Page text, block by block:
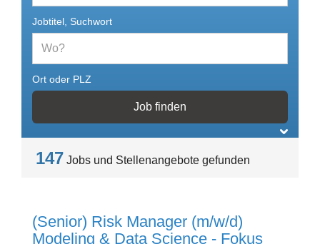
Jobtitel, Suchwort
Ort oder PLZ
147 Jobs und Stellenangebote gefunden
(Senior) Risk Manager (m/w/d)
Modeling & Data Science - Fokus